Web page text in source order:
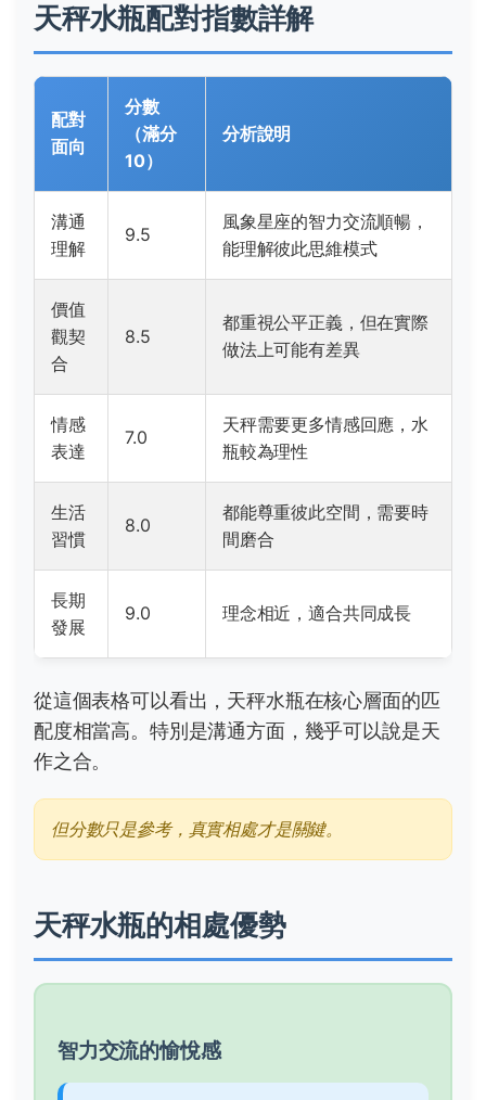
天秤水瓶配對指數詳解
配對
面向
分數
（滿分
10）
分析說明
溝通
理解
9.5
風象星座的智力交流順暢，
能理解彼此思維模式
價值
觀契
合
8.5
都重視公平正義，但在實際
做法上可能有差異
情感
表達
7.0
天秤需要更多情感回應，水
瓶較為理性
生活
習慣
8.0
都能尊重彼此空間，需要時
間磨合
長期
發展
9.0 理念相近，適合共同成長
從這個表格可以看出，天秤水瓶在核心層面的匹
配度相當高。特別是溝通方面，幾乎可以說是天
作之合。
但分數只是參考，真實相處才是關鍵。
天秤水瓶的相處優勢
智力交流的愉悅感